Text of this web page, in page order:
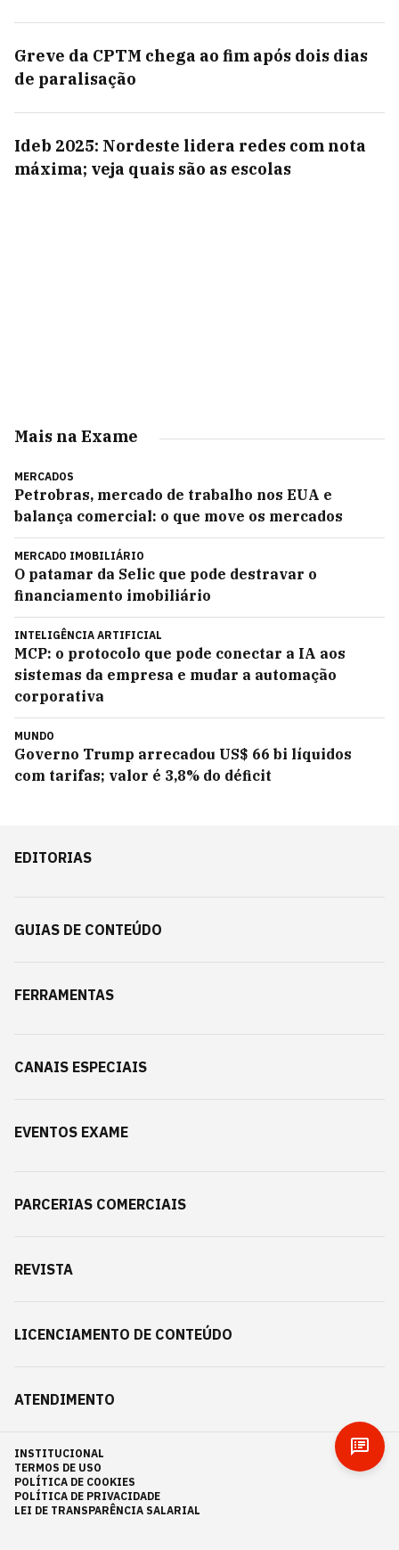
Greve da CPTM chega ao fim após dois dias
de paralisação
Ideb 2025: Nordeste lidera redes com nota
máxima; veja quais são as escolas
Mais na Exame
MERCADOS
Petrobras, mercado de trabalho nos EUA e
balança comercial: o que move os mercados
MERCADO IMOBILIÁRIO
O patamar da Selic que pode destravar o
financiamento imobiliário
INTELIGÊNCIA ARTIFICIAL
MCP: o protocolo que pode conectar a IA aos
sistemas da empresa e mudar a automação
corporativa
MUNDO
Governo Trump arrecadou US$ 66 bi líquidos
com tarifas; valor é 3,8% do déficit
EDITORIAS
GUIAS DE CONTEÚDO
FERRAMENTAS
CANAIS ESPECIAIS
EVENTOS EXAME
PARCERIAS COMERCIAIS
REVISTA
LICENCIAMENTO DE CONTEÚDO
ATENDIMENTO
INSTITUCIONAL
TERMOS DE USO
POLÍTICA DE COOKIES
POLÍTICA DE PRIVACIDADE
LEI DE TRANSPARÊNCIA SALARIAL